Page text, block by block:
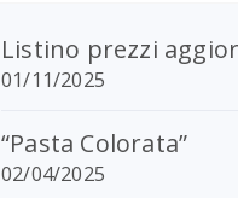
Listino prezzi
01/11/2025
“Pasta Colorata”
02/04/2025